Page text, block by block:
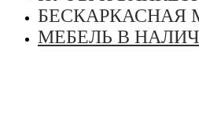
БЕСКАРКАСНАЯ
МЕБЕЛЬ В